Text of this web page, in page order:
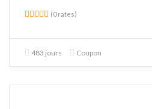
(0 rates)
483 jours Coupon